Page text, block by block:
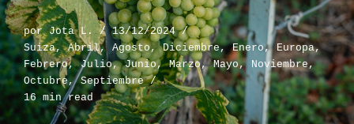
porJota L.
13/12/2024
Suiza,Abril, Agosto,Diciembre,Enero, Europa,
Febrero,Julio,Junio,Marzo,Mayo, Noviembre,
Octubre,Septiembre
16 min read